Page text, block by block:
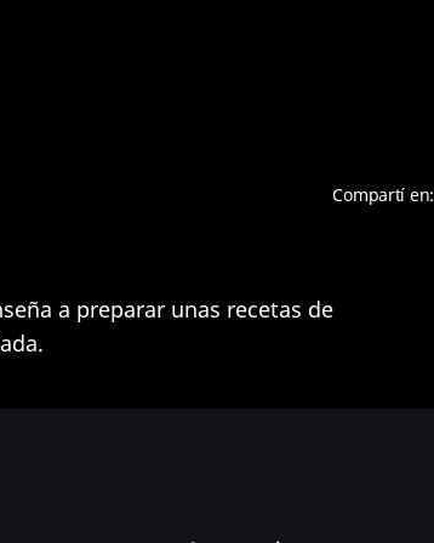
Compartí en:
a preparar unas recetas de